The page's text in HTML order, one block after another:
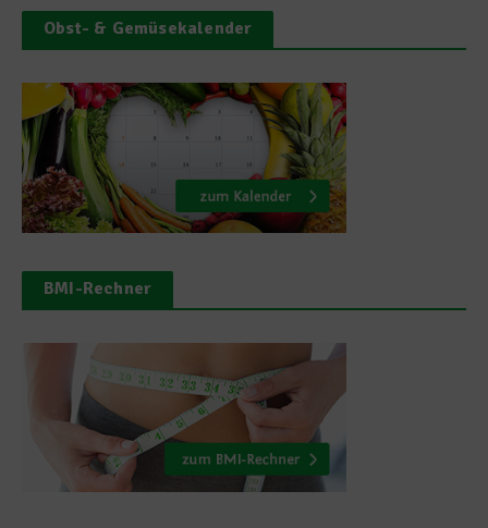
Obst- & Gemüsekalender
BMI-Rechner